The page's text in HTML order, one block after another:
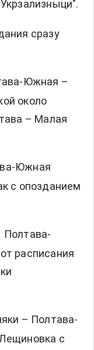
сразу
Южная –
около
– Малая
Южная
с опозданием
Полтава-
расписания
– Полтава-
с